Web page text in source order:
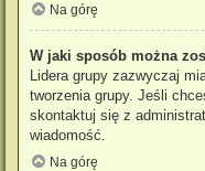
Na górę
W jaki sposób można
Lidera grupy zazwyczaj
tworzenia grupy. Jeśli
skontaktuj się z
wiadomość.
Na górę